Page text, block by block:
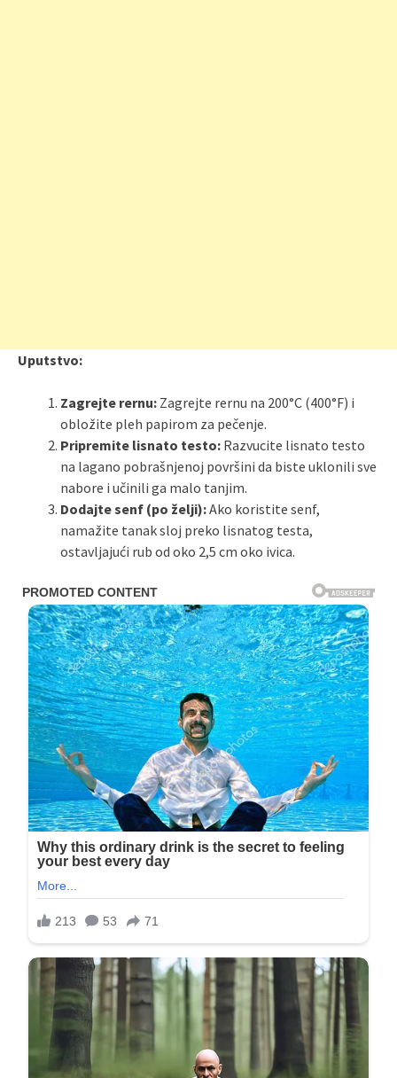
Uputstvo:
Zagrejte rernu: Zagrejte rernu na 200°C (400°F) i
obložite pleh papirom za pečenje.
Pripremite lisnato testo: Razvucite lisnato testo
na lagano pobrašnjenoj površini da biste uklonili sve
nabore i učinili ga malo tanjim.
Dodajte senf (po želji):Ako koristite senf,
namažite tanak sloj preko lisnatog testa,
ostavljajući rub od oko 2,5 cm oko ivica.